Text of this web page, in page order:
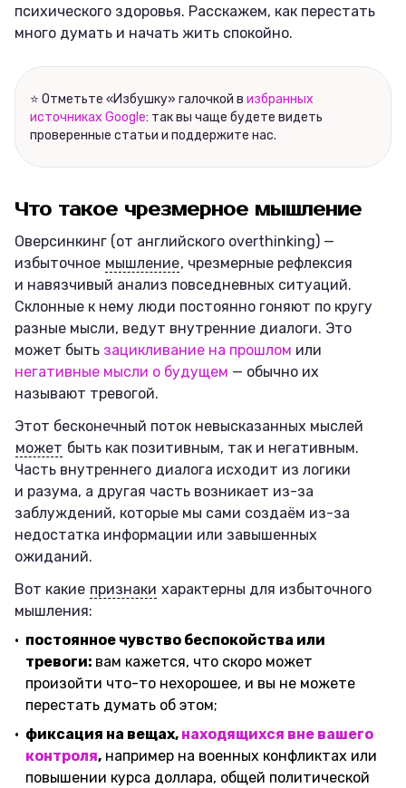
психического здоровья. Расскажем, как перестать
много думать и начать жить спокойно.
⭐ Отметьте «Избушку» галочкой в избранных
источниках Google: так вы чаще будете видеть
проверенные статьи и поддержите нас.
Что такое чрезмерное мышление
Оверсинкинг (от английского overthinking) —
избыточное мышление, чрезмерные рефлексия
и навязчивый анализ повседневных ситуаций.
Склонные к нему люди постоянно гоняют по кругу
разные мысли, ведут внутренние диалоги. Это
может быть зацикливание на прошлом или
негативные мысли о будущем — обычно их
называют тревогой.
Этот бесконечный поток невысказанных мыслей
может быть как позитивным, так и негативным.
Часть внутреннего диалога исходит из логики
и разума, а другая часть возникает из-за
заблуждений, которые мы сами создаём из-за
недостатка информации или завышенных
ожиданий.
Вот какие признаки характерны для избыточного
мышления:
постоянное чувство беспокойства или
тревоги: вам кажется, что скоро может
произойти что-то нехорошее, и вы не можете
перестать думать об этом;
фиксация на вещах, находящихся вне вашего
контроля, например на военных конфликтах или
повышении курса доллара, общей политической